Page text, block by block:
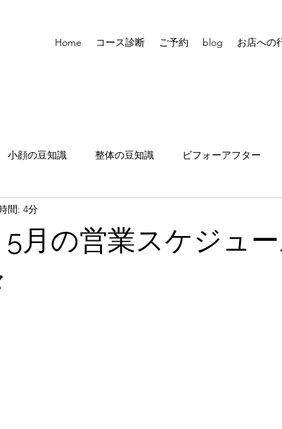
Home コース診断 ご予約 blog お店への
小顔の豆知識 整体の豆知識 ビフォーアフター
5月の営業スケジュ
間: 4分